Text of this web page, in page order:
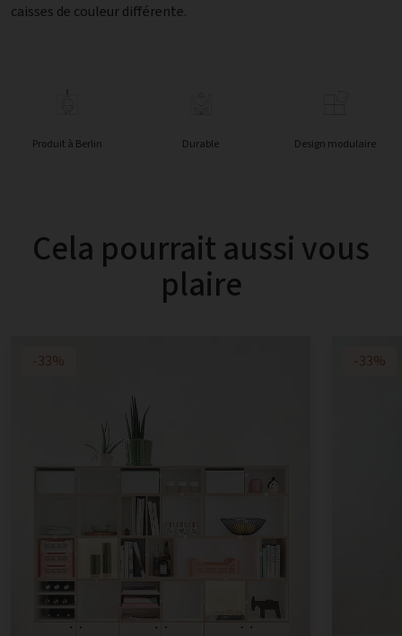
caisses de couleur différente.
Produit à Berlin Durable Design modulaire
Cela pourrait aussi vous
plaire
-33% -33%